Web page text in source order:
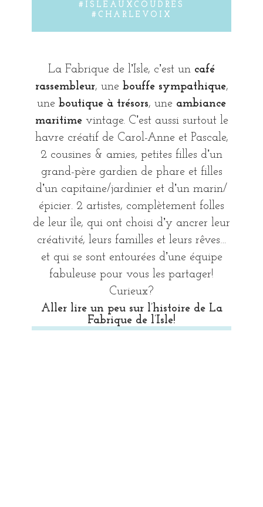
#ISLEAUXCOUDRES
#CHARLEVOIX
La Fabrique de lʼIsle, cʼest un café
rassembleur, une bouffe sympathique,
une boutique à trésors, une ambiance
maritimevintage. Cʼest aussi surtout le
havre créatif de Carol-Anne et Pascale,
2 cousines & amies, petites filles dʼun
grand-père gardien de phare et filles
dʼun capitaine/jardinier et dʼun marin/
épicier. 2 artistes, complètement folles
de leur île, qui ont choisi dʼy ancrer leur
créativité, leurs familles et leurs rêves…
et qui se sont entourées dʼune équipe
fabuleuse pour vous les partager!
Curieux?
Aller lire un peu sur l’histoire de La
Fabrique de l’Isle!